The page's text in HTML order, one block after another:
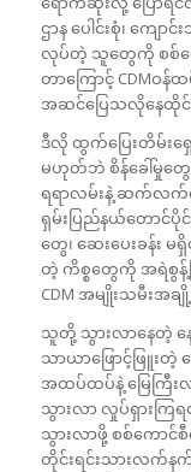
ဌာန ပေါင်းစုံ၊ ကျော
လုပ်တဲ့ သူတွေကို စစ်က
တာကြောင့် CDMဝန်
အဆင်ပြေသလိုနေထိုင်
ဒီလို ထွက်ပြေးတိမ်း‌ရှေ
မဟုတ်ဘဲ စိန်ခေါ်မှု
ရရာလမ်းနဲ့ ဆက်လက်
ရှမ်းပြည်နယ်တောင်ပို
တွေ၊ ဆေးပေးခန်း
တဲ့ ကိစ္စတွေကို အရဲစွန့်ပ
CDM အမျိုးသမီးအ
သူတို့ သွားလာနေတဲ့
သာယာဖြောင့်ဖြူးတဲ့
အထပ်ထပ်နဲ့ မြေကြီ
သွားလာ လှုပ်ရှားကြရ
သွားလာဖို့ စစ်ကောင်
တိုင်းရင်းသားလက်